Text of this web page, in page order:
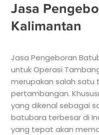
Jasa
Kalimantan
Jasa Pengeboran
untuk Operasi
merupakan salah satu
pertambangan.
yang dikenal sebagai
batubara terbesar di
yang tepat akan